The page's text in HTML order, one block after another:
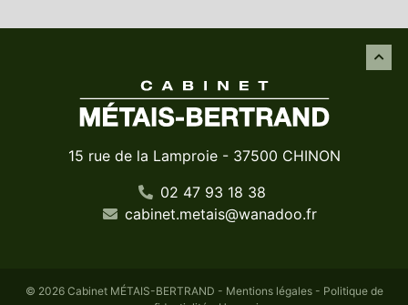
15 rue de la Lamproie - 37500 CHINON
02 47 93 18 38
cabinet.metais@wanadoo.fr
© 2026 Cabinet MÉTAIS-BERTRAND - Mentions légales- Politique de